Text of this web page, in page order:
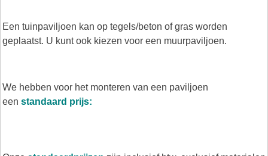
Een tuinpaviljoen kan op tegels/beton of gras worden
geplaatst. U kunt ook kiezen voor een muurpaviljoen.
We hebben voor het monteren van een paviljoen
een standaard prijs: